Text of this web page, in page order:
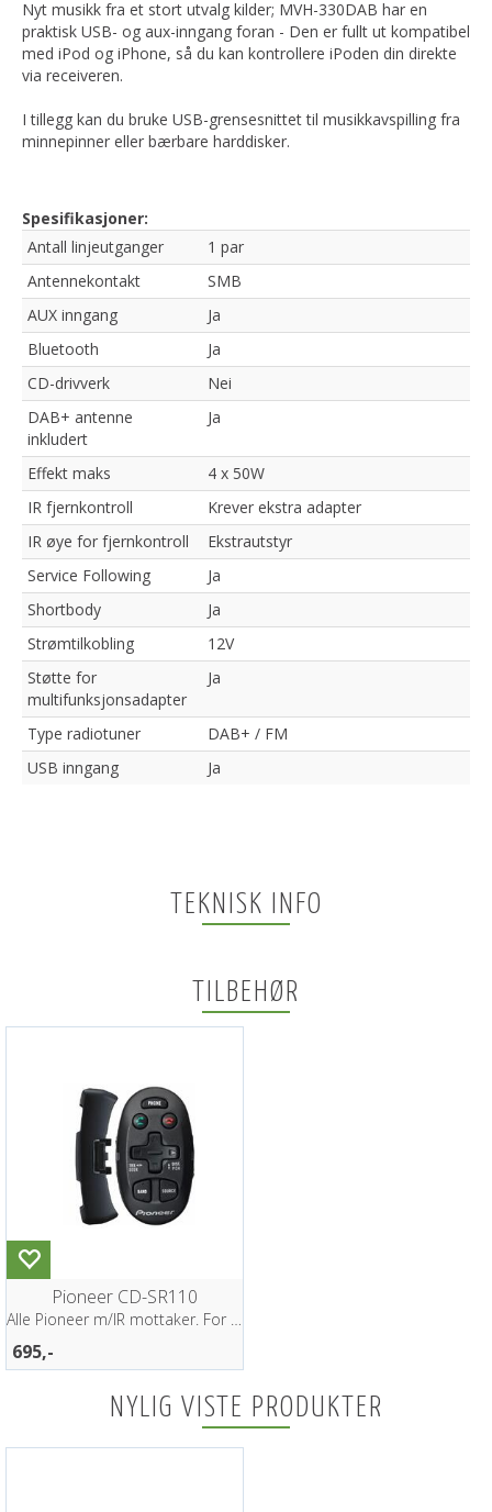
Nyt musikk fra et stort utvalg kilder; MVH-330DAB har en
praktisk USB- og aux-inngang foran - Den er fullt ut kompatibel
med iPod og iPhone, så du kan kontrollere iPoden din direkte
via receiveren.
I tillegg kan du bruke USB-grensesnittet til musikkavspilling fra
minnepinner eller bærbare harddisker.
Spesifikasjoner:
Antall linjeutganger
1 par
Antennekontakt
SMB
AUX inngang
Ja
Bluetooth
Ja
CD-drivverk
Nei
DAB+ antenne
inkludert
Ja
Effekt maks
4 x 50W
IR fjernkontroll
Krever ekstra adapter
IR øye for fjernkontroll
Ekstrautstyr
Service Following
Ja
Shortbody
Ja
Strømtilkobling
12V
Støtte for
multifunksjonsadapter
Ja
Type radiotuner
DAB+ / FM
USB inngang
Ja
TEKNISK INFO
TILBEHØR
Pioneer CD-SR110
695,-
NYLIG VISTE PRODUKTER